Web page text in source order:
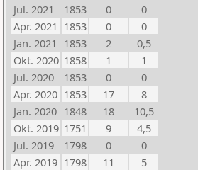
Jul. 2021
1853 0
0
Apr. 2021 1853 0
0
Jan. 2021
1853 2
0,5
Okt. 2020 1858 1
1
Jul. 2020
1853 0
0
Apr. 2020 1853 17
8
Jan. 2020 1848 18
10,5
Okt. 2019 1751 9
4,5
Jul. 2019
1798 0
0
Apr. 2019 1798 11
5